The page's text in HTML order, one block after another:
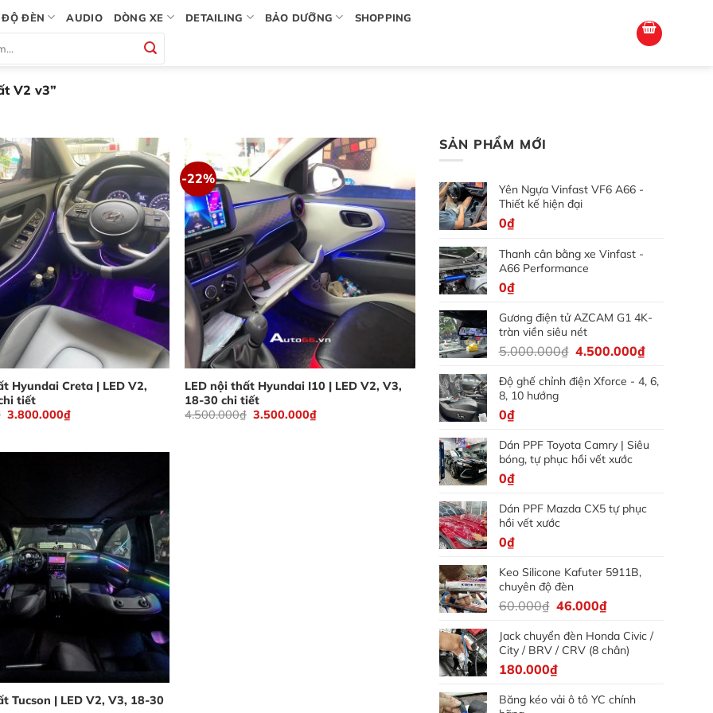
ĐỘ ĐÈN AUDIO DÒNG XE DETAILING BẢO DƯỠNG SHOPPING
V2 v3”
Hyundai Creta | LED V2,
tiết
Giá
3.800.000₫Giá
-22%
LED nội thất Hyundai I10 | LED V2, V3,
18-30 chi tiết
4.500.000₫ Giá
3.500.000₫Giá
Tucson | LED V2, V3, 18-30
SẢN PHẨM MỚI
Yên Ngựa Vinfast VF6 A66 -
Thiết kế hiện đại
0₫
Thanh cân bằng xe Vinfast -
A66 Performance
0₫
Gương điện tử AZCAM G1 4K-
tràn viền siêu nét
5.000.000₫ Giá
là:
4.500.000₫Giá
tại
Độ ghế chỉnh điện Xforce - 4, 6,
8, 10 hướng
0₫
Dán PPF Toyota Camry | Siêu
bóng, tự phục hồi vết xước
0₫
Dán PPF Mazda CX5 tự phục
hồi vết xước
0₫
Keo Silicone Kafuter 5911B,
chuyên độ đèn
60.000₫ Giá
là:
60.000₫.
46.000₫Giá
tại
là:
Jack chuyển đèn Honda Civic /
City / BRV / CRV (8 chân)
180.000₫
Băng kéo vải ô tô YC chính